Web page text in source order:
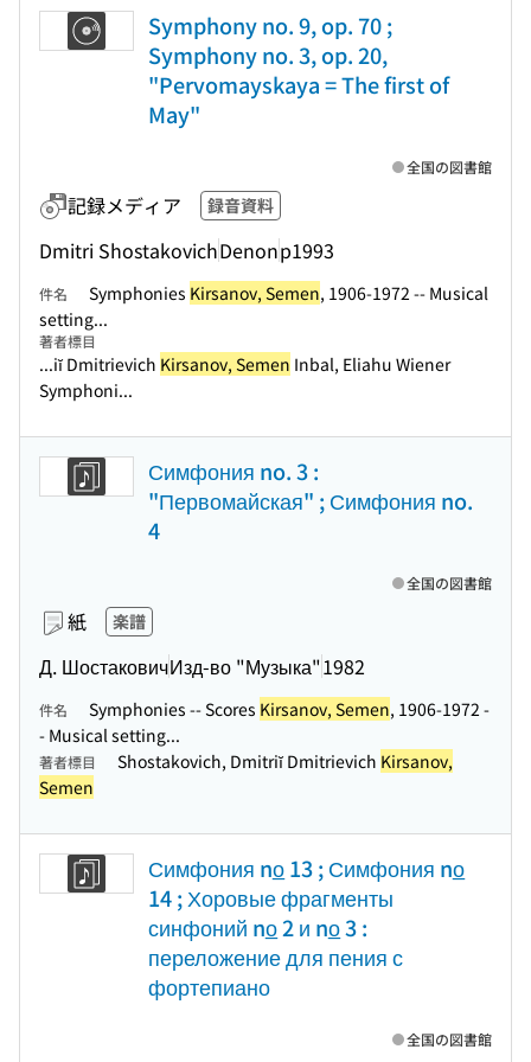
Symphony no. 9, op. 70 ;
Symphony no. 3, op. 20,
"Pervomayskaya = The first of
May"
記録メディア 録音資料
Dmitri ShostakovichDenonp1993
全国の図書館
件名 Symphonies Kirsanov, Semen, 1906-1972 -- Musical
setting...
著者標目
...iĭ Dmitrievich Kirsanov, Semen Inbal, Eliahu Wiener
Symphoni...
Симфония no. 3 :
"Первомайская" ; Симфония no.
4
紙 楽譜
Д. ШостаковичИзд-во "Музыка"1982
全国の図書館
件名 Symphonies -- Scores Kirsanov, Semen, 1906-1972 -
- Musical setting...
著者標目 Shostakovich, Dmitriĭ Dmitrievich Kirsanov,
Semen
Симфония no̲ 13 ; Симфония no̲
14 ; Хоровые фрагменты
синфоний no̲ 2 и no̲ 3 :
переложение для пения с
фортепиано
全国の図書館